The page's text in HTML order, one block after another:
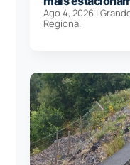
Ago 4, 2026 |
Regional